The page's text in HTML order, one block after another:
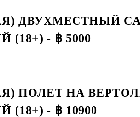
ДВУХМЕСТНЫЙ
(18+) - ฿ 5000
ПОЛЕТ НА
(18+) - ฿ 10900